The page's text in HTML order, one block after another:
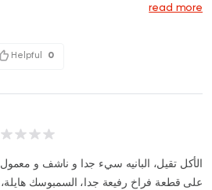
read more
Helpful 0
الأكل تقيل، البانيه سيء جدا و ناشف و معمول
على قطعة فراخ رفيعة جدا، السمبوسك هايلة،